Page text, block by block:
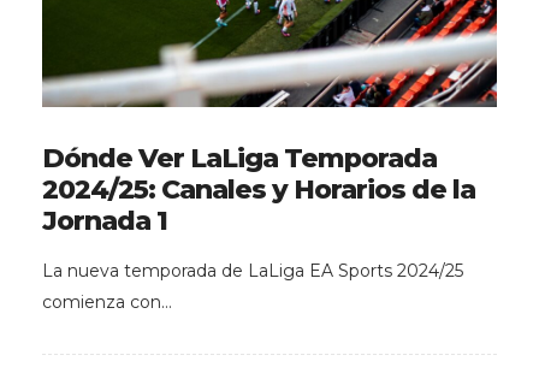
Dónde Ver LaLiga Temporada
2024/25: Canales y Horarios de la
Jornada 1
La nueva temporada de LaLiga EA Sports 2024/25
comienza con…